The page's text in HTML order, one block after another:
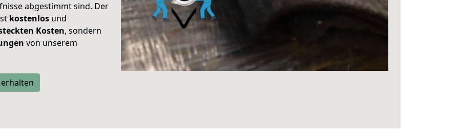
abgestimmt sind. Der
kostenlos und
Kosten, sondern
von unserem